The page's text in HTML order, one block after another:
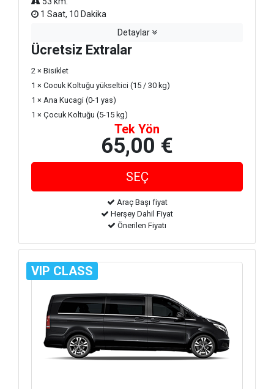
1 Saat, 10 Dakika
Detaylar
Ücretsiz Extralar
2 × Bisiklet
1 × Cocuk Koltuğu yükseltici (15 / 30 kg)
1 × Ana Kucagi (0-1 yas)
1 × Çocuk Koltuğu (5-15 kg)
Tek Yön
65,00 €
Araç Başı fiyat
Herşey Dahil Fiyat
Önerilen Fiyatı
VIP CLASS